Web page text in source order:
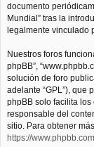
documento
Mundial” tras la
legalmente vinculado
Nuestros foros
phpBB”,
solución de foro
adelante “GPL”), que
phpBB solo facilita los
responsable del
sitio. Para obtener
https://